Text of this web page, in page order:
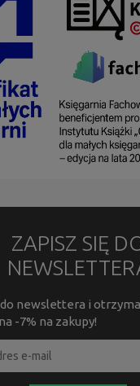
ZAPISZ SIĘ
do newslettera i
-7% na zakupy!